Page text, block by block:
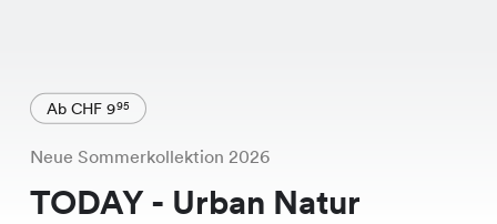
Ab CHF 995
Neue Sommerkollektion 2026
TODAY - Urban Natur